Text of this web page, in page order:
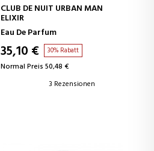
IN DEN WARENKORB
CLUB DE NUIT URBAN MAN
ELIXIR
Eau De Parfum
35,10 € 30% Rabatt
Normal Preis 50,48 €
3 Rezensionen